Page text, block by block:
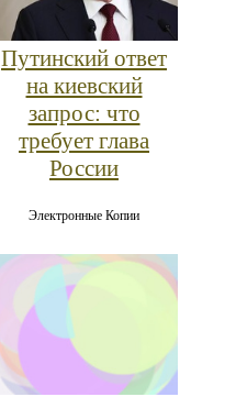
Путинский ответ
на киевский
запрос: что
требует глава
России
Электронные Копии